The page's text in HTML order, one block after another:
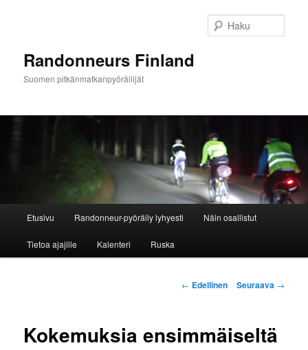
Randonneurs Finland
Suomen pitkänmatkanpyöräilijät
Etusivu Randonneur-pyöräily lyhyesti Näin osallistut
Tietoa ajajille Kalenteri Ruska
Artikkelien
← Edellinen Seuraava →
Kokemuksia ensimmäiseltä